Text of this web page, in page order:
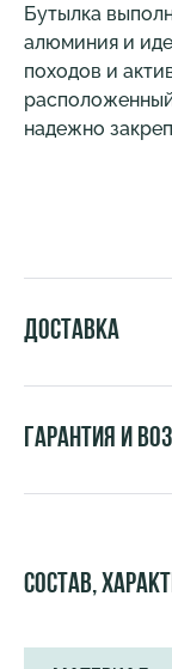
Состав,
Бутылка
алюминия и
походов и
надежно
Доставка
Гарантия и